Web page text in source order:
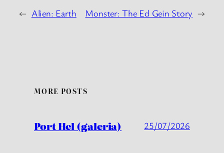
← Alien: Earth Monster: The Ed Gein Story →
MORE POSTS
Port Hel (galeria) 25/07/2026